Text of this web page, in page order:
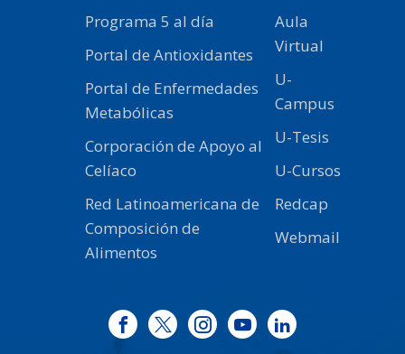
Programa 5 al día
Portal de Antioxidantes
Portal de Enfermedades
Metabólicas
Corporación de Apoyo al
Celíaco
Red Latinoamericana de
Composición de
Alimentos
Aula
Virtual
U-
Campus
U-Tesis
U-Cursos
Redcap
Webmail